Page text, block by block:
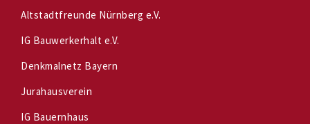
Altstadtfreunde Nürnberg e.V.
IG Bauwerkerhalt e.V.
Denkmalnetz Bayern
Jurahausverein
IG Bauernhaus